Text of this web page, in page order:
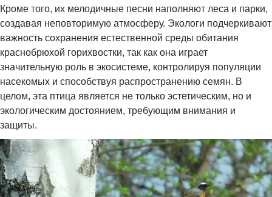
Кроме того, их мелодичные песни наполняют леса и парки,
создавая неповторимую атмосферу. Экологи подчеркивают
важность сохранения естественной среды обитания
краснобрюхой горихвостки, так как она играет
значительную роль в экосистеме, контролируя популяции
насекомых и способствуя распространению семян. В
целом, эта птица является не только эстетическим, но и
экологическим достоянием, требующим внимания и
защиты.